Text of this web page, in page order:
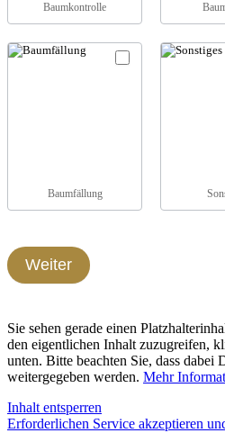
Baumkontrolle
Baumfällung
Weiter
Sie sehen gerade einen
den eigentlichen Inhalt zuzugreifen,
unten. Bitte beachten Sie, dass dabei
weitergegeben werden. Mehr
Inhalt entsperren
Erforderlichen Service akzeptieren